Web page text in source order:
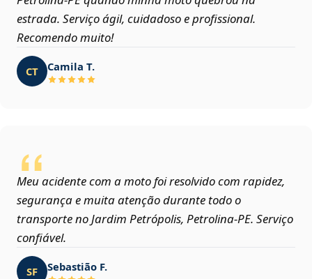
estrada. Serviço ágil, cuidadoso e profissional.
Recomendo muito!
CT Camila T.
Meu acidente com a moto foi resolvido com rapidez,
segurança e muita atenção durante todo o
transporte no Jardim Petrópolis, Petrolina‑PE. Serviço
confiável.
SF Sebastião F.